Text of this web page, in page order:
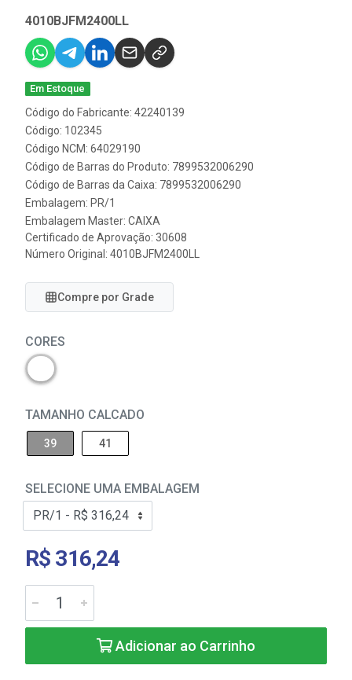
4010BJFM2400LL
Em Estoque
Código do Fabricante: 42240139
Código: 102345
Código NCM: 64029190
Código de Barras do Produto: 7899532006290
Código de Barras da Caixa: 7899532006290
Embalagem: PR/1
Embalagem Master: CAIXA
Certificado de Aprovação: 30608
Número Original: 4010BJFM2400LL
Compre por Grade
CORES
TAMANHO CALCADO
39 41
SELECIONE UMA EMBALAGEM
R$ 316,24
Adicionar ao Carrinho